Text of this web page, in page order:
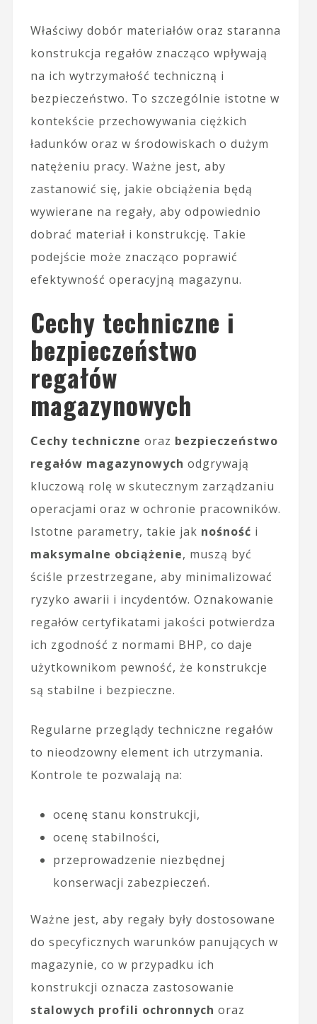
Właściwy dobór materiałów oraz staranna
konstrukcja regałów znacząco wpływają
na ich wytrzymałość techniczną i
bezpieczeństwo. To szczególnie istotne w
kontekście przechowywania ciężkich
ładunków oraz w środowiskach o dużym
natężeniu pracy. Ważne jest, aby
zastanowić się, jakie obciążenia będą
wywierane na regały, aby odpowiednio
dobrać materiał i konstrukcję. Takie
podejście może znacząco poprawić
efektywność operacyjną magazynu.
Cechy techniczne i
bezpieczeństwo
regałów
magazynowych
Cechy techniczne oraz bezpieczeństwo
regałów magazynowych odgrywają
kluczową rolę w skutecznym zarządzaniu
operacjami oraz w ochronie pracowników.
Istotne parametry, takie jak nośność i
maksymalne obciążenie, muszą być
ściśle przestrzegane, aby minimalizować
ryzyko awarii i incydentów. Oznakowanie
regałów certyfikatami jakości potwierdza
ich zgodność z normami BHP, co daje
użytkownikom pewność, że konstrukcje
są stabilne i bezpieczne.
Regularne przeglądy techniczne regałów
to nieodzowny element ich utrzymania.
Kontrole te pozwalają na:
ocenę stanu konstrukcji,
ocenę stabilności,
przeprowadzenie niezbędnej
konserwacji zabezpieczeń.
Ważne jest, aby regały były dostosowane
do specyficznych warunków panujących w
magazynie, co w przypadku ich
konstrukcji oznacza zastosowanie
stalowych profili ochronnych oraz